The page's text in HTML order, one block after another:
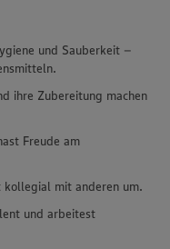
und Sauberkeit –
ihre Zubereitung machen
Freude am
mit anderen um.
und arbeitest